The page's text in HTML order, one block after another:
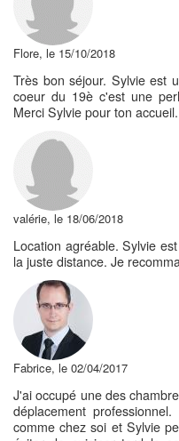
Flore, le 15/10/2018
Très bon séjour. Sylvie est
coeur du 19è c'est une
Merci Sylvie pour ton accueil.
valérie, le 18/06/2018
Location agréable. Sylvie
la juste distance. Je
Fabrice, le 02/04/2017
J'ai occupé une des
déplacement
comme chez soi et Sylvie